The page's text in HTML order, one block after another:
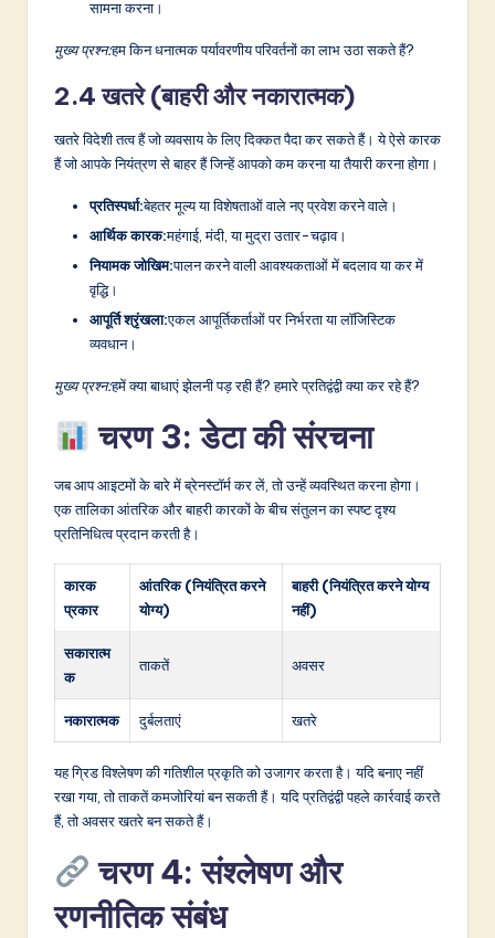
सामना करना।
मुख्य प्रश्न:हम किन धनात्मक पर्यावरणीय परिवर्तनों का लाभ उठा सकते हैं?
2.4 खतरे (बाहरी और नकारात्मक)
खतरे विदेशी तत्व हैं जो व्यवसाय के लिए दिक्कत पैदा कर सकते हैं। ये ऐसे कारक
हैं जो आपके नियंत्रण से बाहर हैं जिन्हें आपको कम करना या तैयारी करना होगा।
प्रतिस्पर्धा:बेहतर मूल्य या विशेषताओं वाले नए प्रवेश करने वाले।
आर्थिक कारक:महंगाई, मंदी, या मुद्रा उतार-चढ़ाव।
नियामक जोखिम:पालन करने वाली आवश्यकताओं में बदलाव या कर में
वृद्धि।
आपूर्ति श्रृंखला:एकल आपूर्तिकर्ताओं पर निर्भरता या लॉजिस्टिक
व्यवधान।
मुख्य प्रश्न:हमें क्या बाधाएं झेलनी पड़ रही हैं? हमारे प्रतिद्वंद्वी क्या कर रहे हैं?
चरण 3: डेटा की संरचना
जब आप आइटमों के बारे में ब्रेनस्टॉर्म कर लें, तो उन्हें व्यवस्थित करना होगा।
एक तालिका आंतरिक और बाहरी कारकों के बीच संतुलन का स्पष्ट दृश्य
प्रतिनिधित्व प्रदान करती है।
कारक
प्रकार
आंतरिक (नियंत्रित करने
योग्य)
बाहरी (नियंत्रित करने योग्य
नहीं)
सकारात्म
क
ताकतें अवसर
नकारात्मक दुर्बलताएं खतरे
यह ग्रिड विश्लेषण की गतिशील प्रकृति को उजागर करता है। यदि बनाए नहीं
रखा गया, तो ताकतें कमजोरियां बन सकती हैं। यदि प्रतिद्वंद्वी पहले कार्रवाई करते
हैं, तो अवसर खतरे बन सकते हैं।
चरण 4: संश्लेषण और
रणनीतिक संबंध